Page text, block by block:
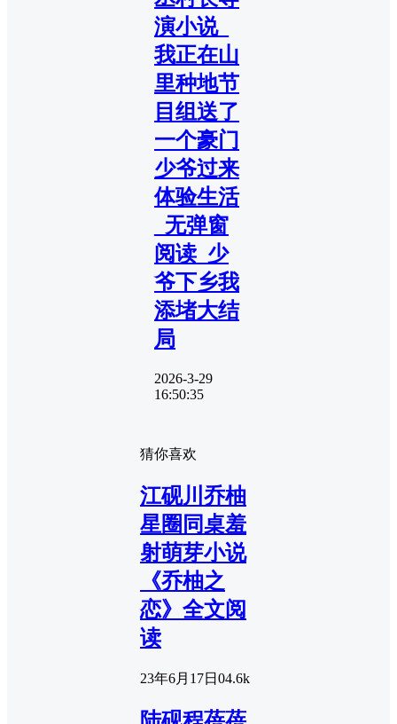
演小说_
我正在山
里种地节
目组送了
一个豪门
少爷过来
体验生活
_无弹窗
阅读_少
爷下乡我
添堵大结
局
2026-3-29
16:50:35
猜你喜欢
江砚川乔柚
星圈同桌羞
射萌芽小说
《乔柚之
恋》全文阅
读
23年6月17日 04.6k